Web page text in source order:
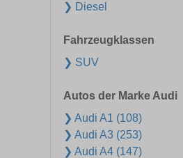
❯ Diesel
Fahrzeugklassen
❯ SUV
Autos der Marke Audi
❯ Audi A1 (108)
❯ Audi A3 (253)
❯ Audi A4 (147)